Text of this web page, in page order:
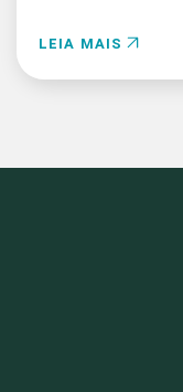
LEIA MAIS